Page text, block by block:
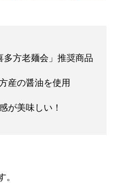
多方老麺会」推奨商品
産の醤油を使用
が美味しい！